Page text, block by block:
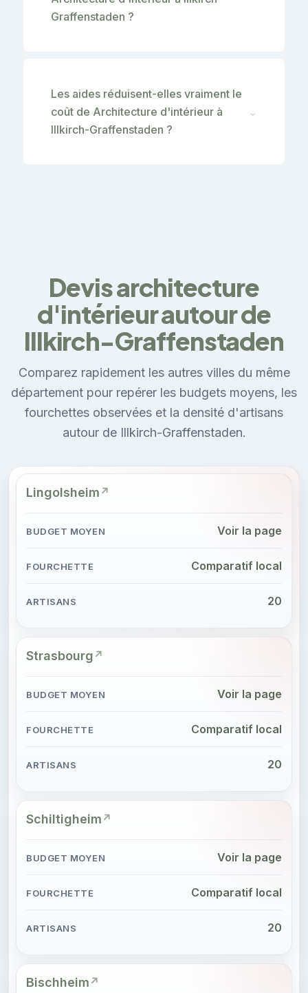
Graffenstaden ?
Les aides réduisent-elles vraiment le
coût de Architecture d'intérieur à
Illkirch-Graffenstaden ?
⌄
Devis architecture
d'intérieur autour de
Illkirch-Graffenstaden
Comparez rapidement les autres villes du même
département pour repérer les budgets moyens, les
fourchettes observées et la densité d'artisans
autour de Illkirch-Graffenstaden.
Lingolsheim
Voir la page
Comparatif local
20
Strasbourg
Voir la page
Comparatif local
20
Schiltigheim
Voir la page
Comparatif local
20
Bischheim